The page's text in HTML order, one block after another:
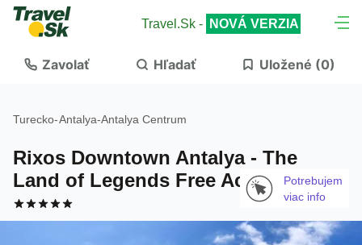
Travel.Sk - NOVÁ VERZIA
Zavolať Hľadať Uložené (0)
Turecko-Antalya-Antalya Centrum
Rixos Downtown Antalya - The
Land of Legends Free AccessPotrebujem
viac info